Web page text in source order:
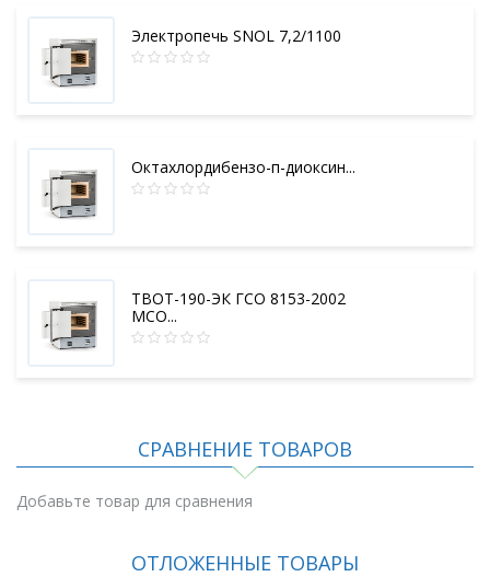
Электропечь SNOL 7,2/1100
Октахлордибензо-п-диоксин...
ТВОТ-190-ЭК ГСО 8153-2002
МСО...
СРАВНЕНИЕ ТОВАРОВ
Добавьте товар для сравнения
ОТЛОЖЕННЫЕ ТОВАРЫ